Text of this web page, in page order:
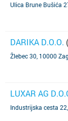
Ulica Brune Bušića
DARIKA D.O.O.
Žlebec 30, 10000
LUXAR AG
Industrijska cesta